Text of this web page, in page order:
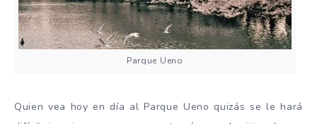
Parque Ueno
Quien vea hoy en día al Parque Ueno quizás se le hará